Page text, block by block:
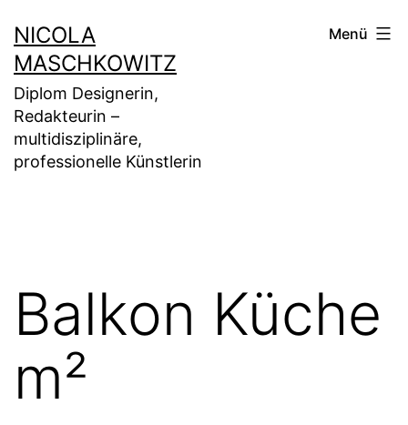
Inhalt
springen
NICOLA
MASCHKOWITZ
Diplom Designerin,
Redakteurin –
multidisziplinäre,
professionelle Künstlerin
Menü
Balkon Küche
m²